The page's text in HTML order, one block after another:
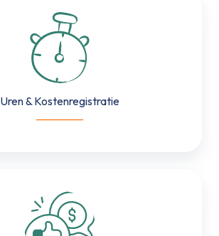
&
Kostenregistratie
Uren & Kostenregistratie
facturatie